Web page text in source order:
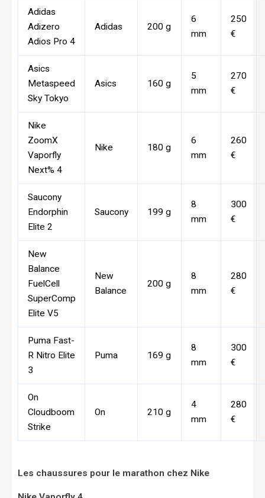
Adidas
Adizero
Adios Pro 4
Adidas 200 g
6
mm
250
€
Asics
Metaspeed
Sky Tokyo
Asics 160 g
5
mm
270
€
Nike
ZoomX
Vaporfly
Next% 4
Nike 180 g
6
mm
260
€
Saucony
Endorphin
Elite 2
Saucony 199 g
8
mm
300
€
New
Balance
FuelCell
SuperComp
Elite V5
New
Balance
200 g
8
mm
280
€
Puma Fast-
R Nitro Elite
3
Puma 169 g
8
mm
300
€
On
Cloudboom
Strike
On 210 g
4
mm
280
€
Les chaussures pour le marathon chez Nike